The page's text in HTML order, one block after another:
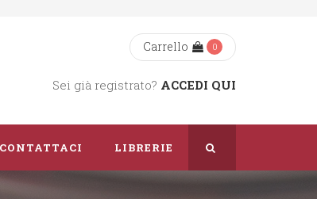
Carrello 0
Sei già registrato? ACCEDI QUI
CONTATTACI LIBRERIE